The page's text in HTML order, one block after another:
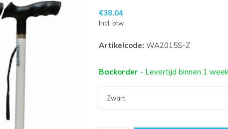
€38,04
Incl. btw
Artikelcode: WA2015S-Z
Backorder - Levertijd binnen 1 week